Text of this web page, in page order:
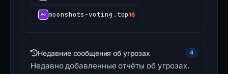
moonshots-voting.top18
Недавние сообщения об угрозах 4
Недавно добавленные отчёты об угрозах.